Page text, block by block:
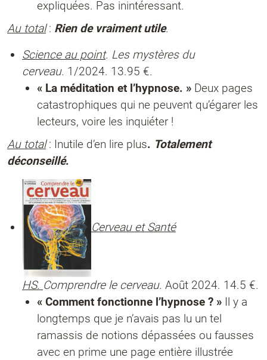
expliquées. Pas inintéressant.
Au total: Rien de vraiment utile.
Science au point. Les mystères du
cerveau. 1/2024. 13.95 €.
« La méditation et l’hypnose. » Deux pages
catastrophiques qui ne peuvent qu’égarer les
lecteurs, voire les inquiéter !
Au total: Inutile d’en lire plus. Totalement
déconseillé.
Cerveau et Santé
HS. Comprendre le cerveau. Août 2024. 14.5 €.
« Comment fonctionne l’hypnose ? » Il y a
longtemps que je n’avais pas lu un tel
ramassis de notions dépassées ou fausses
avec en prime une page entière illustrée